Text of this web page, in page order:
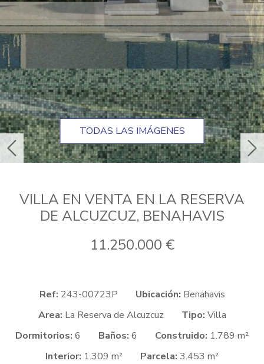
anterior
TODAS LAS IMÁGENES
VILLA EN VENTA EN LA RESERVA
DE ALCUZCUZ, BENAHAVIS
11.250.000 €
Ref: 243-00723P Ubicación: Benahavis
Area: La Reserva de Alcuzcuz Tipo: Villa
Dormitorios: 6 Baños: 6 Construido: 1.789 m²
Interior: 1.309 m² Parcela: 3.453 m²